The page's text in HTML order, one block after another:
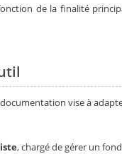
de la finalité
vise à
, chargé de gérer un